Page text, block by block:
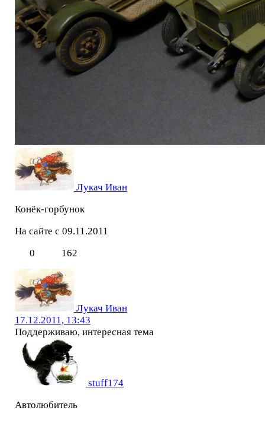
Лукач Иван
Конёк-горбунок
На сайте с 09.11.2011
0
162
Лукач Иван
17.12.2011, 13:43
Поддерживаю, интересная тема
stuff174
Автолюбитель